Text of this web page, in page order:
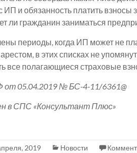
ИП и обязанность платить
ли гражданин заниматься
периоды, когда ИП может не
в этих списках не
все полагающиеся страховые
05.04.2019 № БС-4-11/6361@
в СПС «Консультант Плюс»
2019 Новости